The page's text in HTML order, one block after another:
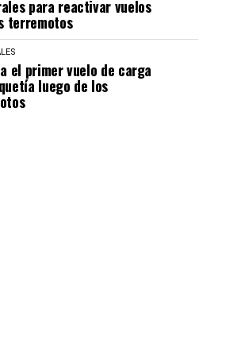
para reactivar vuelos
terremotos
el primer vuelo de carga
luego de los